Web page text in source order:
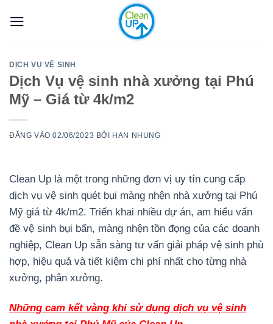
qua
DỊCH VỤ VỆ SINH
Dịch Vụ vệ sinh nhà xưởng tại Phú
Mỹ – Giá từ 4k/m2
ĐĂNG VÀO02/06/2023 BỞI HAN NHUNG
Clean Up là một trong những đơn vị uy tín cung cấp
dịch vụ vệ sinh quét bụi màng nhện nhà xưởng tại Phú
Mỹ giá từ 4k/m2. Triển khai nhiều dự án, am hiểu vấn
đề vệ sinh bụi bẩn, màng nhện tồn đọng của các doanh
nghiệp, Clean Up sẵn sàng tư vấn giải pháp vệ sinh phù
hợp, hiệu quả và tiết kiệm chi phí nhất cho từng nhà
xưởng, phân xưởng.
Những cam kết vàng khi sử dụng dịch vụ vệ sinh